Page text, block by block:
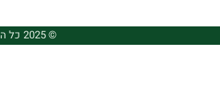
© 2025 כל הזכויות שמורות ל-KIC DEV